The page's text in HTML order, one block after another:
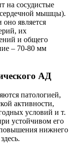
на сосудистые
сердечной мышцы).
является
их
и общего
– 70-80 мм
АД
патологией,
активности,
условий и т.
устойчивом его
нижнего